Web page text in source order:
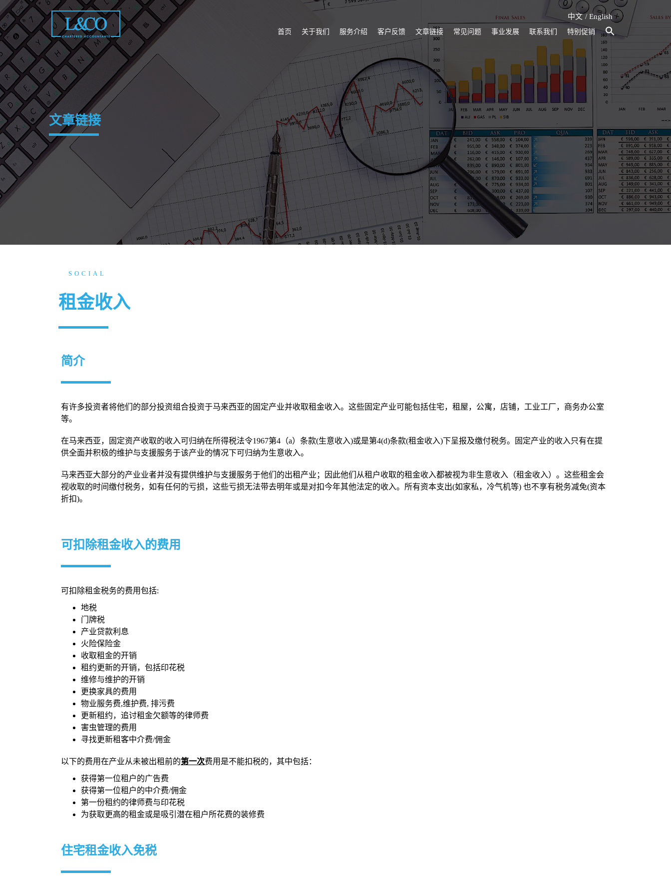
Skip
to
content
中文 English
首页 关于我们 服务介绍 客户反馈 文章链接 常见问题 事业发展 联系我们 特别促销
文章链接
SOCIAL
租金收入
简介
有许多投资者将他们的部分投资组合投资于马来西亚的固定产业并收取租金收入。这些固定产业可能包括住宅，租屋，公寓，店铺，工业工厂，商务办公室
等。
在马来西亚，固定资产收取的收入可归纳在所得税法令1967第4（a）条款(生意收入)或是第4(d)条款(租金收入)下呈报及缴付税务。固定产业的收入只有在提
供全面并积极的维护与支援服务于该产业的情况下可归纳为生意收入。
马来西亚大部分的产业业者并没有提供维护与支援服务于他们的出租产业；因此他们从租户收取的租金收入都被视为非生意收入（租金收入）。这些租金会
视收取的时间缴付税务，如有任何的亏损，这些亏损无法带去明年或是对扣今年其他法定的收入。所有资本支出(如家私，冷气机等) 也不享有税务减免(资本
折扣)。
可扣除租金收入的费用
可扣除租金税务的费用包括:
地税
门牌税
产业贷款利息
火险保险金
收取租金的开销
租约更新的开销，包括印花税
维修与维护的开销
更换家具的费用
物业服务费,维护费, 排污费
更新租约，追讨租金欠额等的律师费
害虫管理的费用
寻找更新租客中介费/佣金
以下的费用在产业从未被出租前的第一次费用是不能扣税的，其中包括：
获得第一位租户的广告费
获得第一位租户的中介费/佣金
第一份租约的律师费与印花税
为获取更高的租金或是吸引潜在租户所花费的装修费
住宅租金收入免税